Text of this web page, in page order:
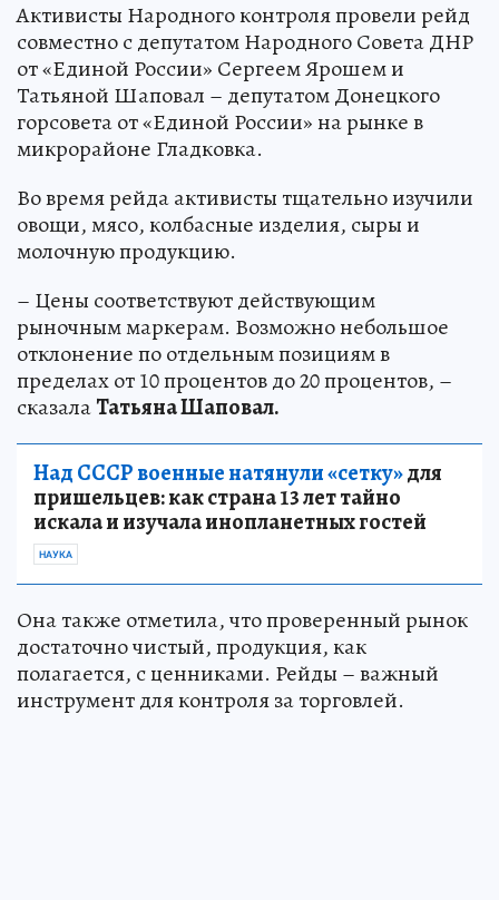
Активисты Народного контроля провели рейд
совместно с депутатом Народного Совета ДНР
от «Единой России» Сергеем Ярошем и
Татьяной Шаповал – депутатом Донецкого
горсовета от «Единой России» на рынке в
микрорайоне Гладковка.
Во время рейда активисты тщательно изучили
овощи, мясо, колбасные изделия, сыры и
молочную продукцию.
– Цены соответствуют действующим
рыночным маркерам. Возможно небольшое
отклонение по отдельным позициям в
пределах от 10 процентов до 20 процентов, –
сказалаТатьяна Шаповал.
Над СССР военные натянули «сетку»для
пришельцев: как страна 13 лет тайно
искала и изучала инопланетных гостей
НАУКА
Она также отметила, что проверенный рынок
достаточно чистый, продукция, как
полагается, с ценниками. Рейды – важный
инструмент для контроля за торговлей.